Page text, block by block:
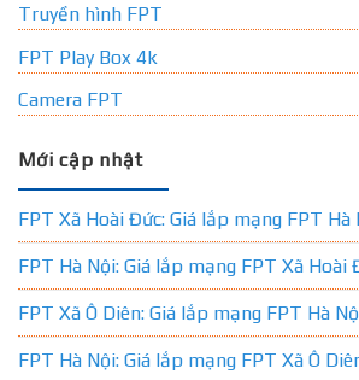
Truyền hình FPT
FPT Play Box 4k
Camera FPT
Mới cập nhật
FPT Xã Hoài Đức: Giá lắp mạng FPT
FPT Hà Nội: Giá lắp mạng FPT Xã Hoài
FPT Xã Ô Diên: Giá lắp mạng FPT Hà
FPT Hà Nội: Giá lắp mạng FPT Xã Ô